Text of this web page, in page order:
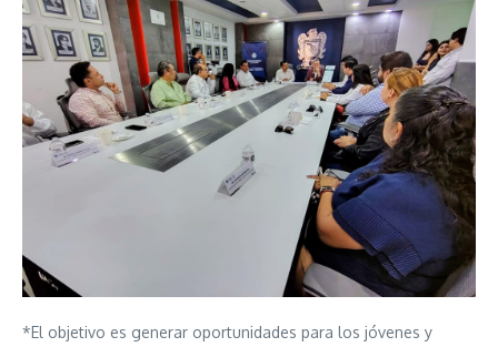
*El objetivo es generar oportunidades para los jóvenes y